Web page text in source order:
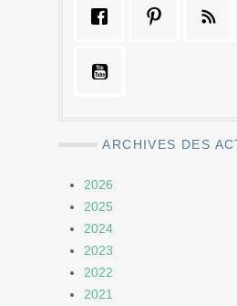
ARCHIVES DES
2026
2025
2024
2023
2022
2021